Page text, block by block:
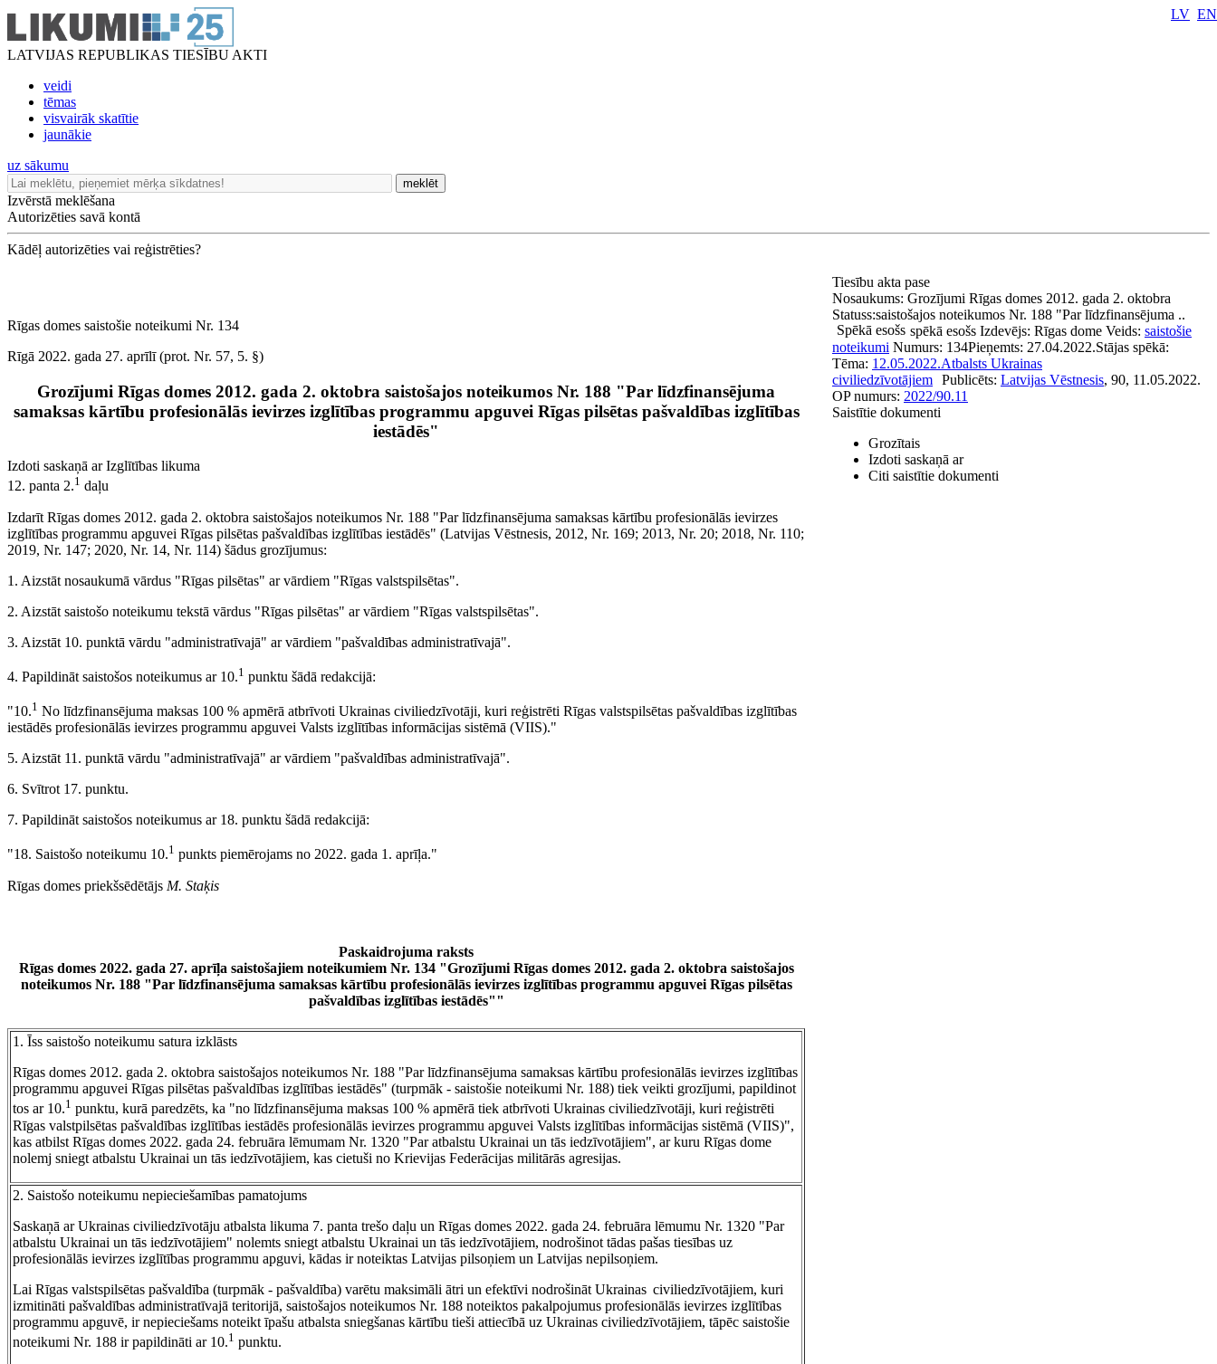
LATVIJAS REPUBLIKAS TIESĪBU AKTI
veidi
tēmas
visvairāk skatītie
jaunākie
LV EN
uz sākumu
meklēt
Izvērstā meklēšana
Autorizēties savā kontā
Kādēļ autorizēties vai reģistrēties?
Rīgas domes saistošie noteikumi Nr. 134
Rīgā 2022. gada 27. aprīlī (prot. Nr. 57, 5. §)
Grozījumi Rīgas domes 2012. gada 2. oktobra saistošajos noteikumos Nr. 188 "Par līdzfinansējuma
samaksas kārtību profesionālās ievirzes izglītības programmu apguvei Rīgas pilsētas pašvaldības izglītības
iestādēs"
Izdoti saskaņā ar Izglītības likuma
12. panta 2.1 daļu
Izdarīt Rīgas domes 2012. gada 2. oktobra saistošajos noteikumos Nr. 188 "Par līdzfinansējuma samaksas kārtību profesionālās ievirzes
izglītības programmu apguvei Rīgas pilsētas pašvaldības izglītības iestādēs" (Latvijas Vēstnesis, 2012, Nr. 169; 2013, Nr. 20; 2018, Nr. 110;
2019, Nr. 147; 2020, Nr. 14, Nr. 114) šādus grozījumus:
1. Aizstāt nosaukumā vārdus "Rīgas pilsētas" ar vārdiem "Rīgas valstspilsētas".
2. Aizstāt saistošo noteikumu tekstā vārdus "Rīgas pilsētas" ar vārdiem "Rīgas valstspilsētas".
3. Aizstāt 10. punktā vārdu "administratīvajā" ar vārdiem "pašvaldības administratīvajā".
4. Papildināt saistošos noteikumus ar 10.1 punktu šādā redakcijā:
"10.1 No līdzfinansējuma maksas 100 % apmērā atbrīvoti Ukrainas civiliedzīvotāji, kuri reģistrēti Rīgas valstspilsētas pašvaldības izglītības
iestādēs profesionālās ievirzes programmu apguvei Valsts izglītības informācijas sistēmā (VIIS)."
5. Aizstāt 11. punktā vārdu "administratīvajā" ar vārdiem "pašvaldības administratīvajā".
6. Svītrot 17. punktu.
7. Papildināt saistošos noteikumus ar 18. punktu šādā redakcijā:
"18. Saistošo noteikumu 10.1 punkts piemērojams no 2022. gada 1. aprīļa."
Rīgas domes priekšsēdētājs M. Staķis
Paskaidrojuma raksts
Rīgas domes 2022. gada 27. aprīļa saistošajiem noteikumiem Nr. 134 "Grozījumi Rīgas domes 2012. gada 2. oktobra saistošajos
noteikumos Nr. 188 "Par līdzfinansējuma samaksas kārtību profesionālās ievirzes izglītības programmu apguvei Rīgas pilsētas
pašvaldības izglītības iestādēs""
1. Īss saistošo noteikumu satura izklāsts
Rīgas domes 2012. gada 2. oktobra saistošajos noteikumos Nr. 188 "Par līdzfinansējuma samaksas kārtību profesionālās ievirzes izglītības
programmu apguvei Rīgas pilsētas pašvaldības izglītības iestādēs" (turpmāk - saistošie noteikumi Nr. 188) tiek veikti grozījumi, papildinot
tos ar 10.1 punktu, kurā paredzēts, ka "no līdzfinansējuma maksas 100 % apmērā tiek atbrīvoti Ukrainas civiliedzīvotāji, kuri reģistrēti
Rīgas valstpilsētas pašvaldības izglītības iestādēs profesionālās ievirzes programmu apguvei Valsts izglītības informācijas sistēmā (VIIS)",
kas atbilst Rīgas domes 2022. gada 24. februāra lēmumam Nr. 1320 "Par atbalstu Ukrainai un tās iedzīvotājiem", ar kuru Rīgas dome
nolemj sniegt atbalstu Ukrainai un tās iedzīvotājiem, kas cietuši no Krievijas Federācijas militārās agresijas.
2. Saistošo noteikumu nepieciešamības pamatojums
Saskaņā ar Ukrainas civiliedzīvotāju atbalsta likuma 7. panta trešo daļu un Rīgas domes 2022. gada 24. februāra lēmumu Nr. 1320 "Par
atbalstu Ukrainai un tās iedzīvotājiem" nolemts sniegt atbalstu Ukrainai un tās iedzīvotājiem, nodrošinot tādas pašas tiesības uz
profesionālās ievirzes izglītības programmu apguvi, kādas ir noteiktas Latvijas pilsoņiem un Latvijas nepilsoņiem.
Lai Rīgas valstspilsētas pašvaldība (turpmāk - pašvaldība) varētu maksimāli ātri un efektīvi nodrošināt Ukrainas civiliedzīvotājiem, kuri
izmitināti pašvaldības administratīvajā teritorijā, saistošajos noteikumos Nr. 188 noteiktos pakalpojumus profesionālās ievirzes izglītības
programmu apguvē, ir nepieciešams noteikt īpašu atbalsta sniegšanas kārtību tieši attiecībā uz Ukrainas civiliedzīvotājiem, tāpēc saistošie
noteikumi Nr. 188 ir papildināti ar 10.1 punktu.
Tiesību akta pase
Nosaukums: Grozījumi Rīgas domes 2012. gada 2. oktobra
saistošajos noteikumos Nr. 188 "Par līdzfinansējuma ..
Statuss:
Spēkā esošs spēkā esošs Izdevējs: Rīgas dome Veids: saistošie
noteikumi Numurs: 134Pieņemts: 27.04.2022.Stājas spēkā:
12.05.2022.
Tēma:
Atbalsts Ukrainas
civiliedzīvotājiem Publicēts: Latvijas Vēstnesis, 90, 11.05.2022.
OP numurs: 2022/90.11
Saistītie dokumenti
Grozītais
Izdoti saskaņā ar
Citi saistītie dokumenti